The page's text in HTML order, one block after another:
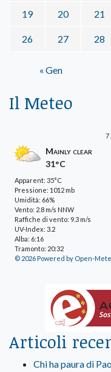
19 20 21
26 27 28
« Gen
Il Meteo
7
Mainly clear
31°C
Apparent: 35°C
Pressione: 1012 mb
Umidità: 66%
Vento: 2.8 m/s NNW
Raffiche di vento: 9.3 m/s
UV-Index: 3.2
Alba: 6:16
Tramonto: 20:32
© 2026 Powered by Open-
Articoli
Chi ha paura di